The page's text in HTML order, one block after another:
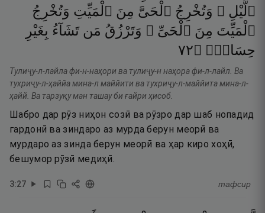
ٱلَّيْلِ ۖ وَتُخْرِجُ ٱلْحَىَّ مِنَ ٱلْمَيِّتِ وَتُخْرِجُ
ٱلْمَيِّتَ مِنَ ٱلْحَىِّ ۖ وَتَرْزُقُ مَن تَشَآءُ بِغَيْرِ
حِسَابٍۢ ۝٢٧
Тулиҷу-л-лайла фи-н-наҳори ва тулиҷу-н наҳора фи-л-лайл. Ва
тухриҷу-л-ҳаййа мина-л маййити ва тухриҷу-л-маййита мина-л-
ҳайй. Ва тарзуқу ман ташау би ғайри ҳисоб.
Шабро дар рӯз ниҳон созӣ ва рӯзро дар шаб нопадид
гардонӣ ва зиндаро аз мурда берун меорӣ ва
мурдаро аз зинда берун меорӣ ва ҳар киро хоҳӣ,
бешумор рӯзӣ медиҳӣ.
3:27 тафсир